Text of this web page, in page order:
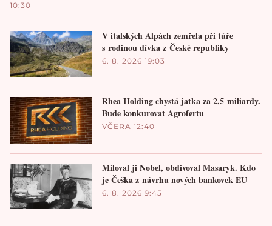
10:30
V italských Alpách zemřela při túře
s rodinou dívka z České republiky
6. 8. 2026 19:03
Rhea Holding chystá jatka za 2,5 miliardy.
Bude konkurovat Agrofertu
VČERA 12:40
Miloval ji Nobel, obdivoval Masaryk. Kdo
je Češka z návrhu nových bankovek EU
6. 8. 2026 9:45